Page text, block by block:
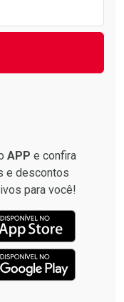
APP e confira
e descontos
para você!